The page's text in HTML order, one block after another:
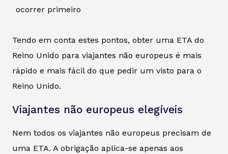
ocorrer primeiro
Tendo em conta estes pontos, obter uma ETA do
Reino Unido para viajantes não europeus é mais
rápido e mais fácil do que pedir um visto para o
Reino Unido.
Viajantes não europeus elegíveis
Nem todos os viajantes não europeus precisam de
uma ETA. A obrigação aplica-se apenas aos